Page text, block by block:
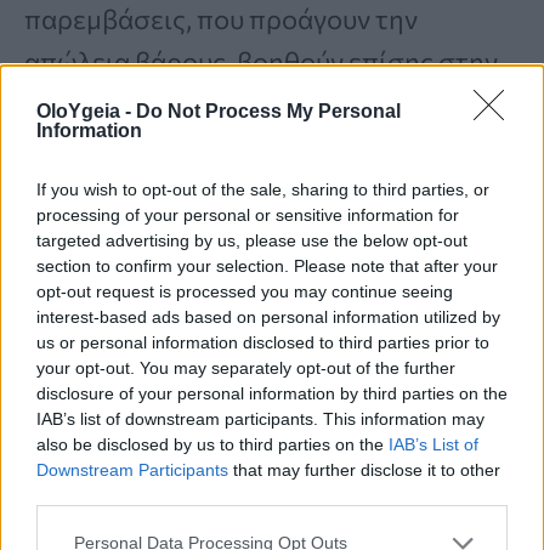
OloYgeia - Do Not Process My Personal
Information
If you wish to opt-out of the sale, sharing to third parties, or
processing of your personal or sensitive information for
targeted advertising by us, please use the below opt-out
section to confirm your selection. Please note that after your
opt-out request is processed you may continue seeing
interest-based ads based on personal information utilized by
us or personal information disclosed to third parties prior to
your opt-out. You may separately opt-out of the further
disclosure of your personal information by third parties on the
IAB’s list of downstream participants. This information may
also be disclosed by us to third parties on the IAB’s List of
Downstream Participants that may further disclose it to other
Personal Data Processing Opt Outs
παρεμβάσεις, που προάγουν την
απώλεια βάρους, βοηθούν επίσης στην
ομαλοποίηση των επιπέδων σακχάρου
στο αίμα.
Μπορεί να αντιστραφεί ο προδιαβήτης;
Τι δείχνουν τα νέα δεδομένα για δίαιτα,
άσκηση και φάρμακα
Σεπροηγούμενη μελέτη, ο Birkenfeld και
η ομάδα του διαπίστωσαν ότι άτομα που
έχασαν τουλάχιστον το 5% του
σωματικού τους βάρους και